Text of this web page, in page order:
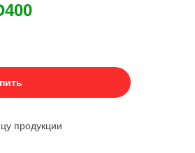
продукции